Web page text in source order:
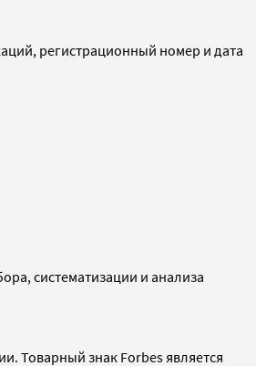
регистрационный номер и дата
систематизации и анализа
Товарный знак Forbes является